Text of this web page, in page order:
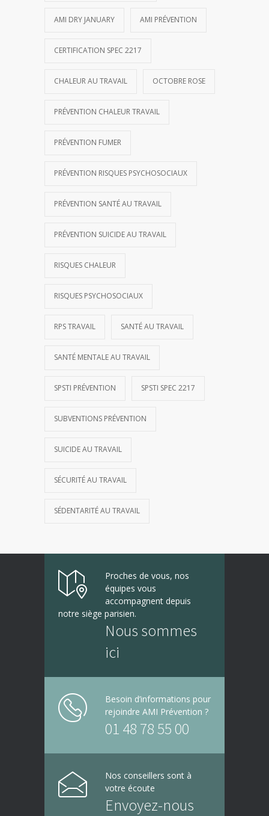
AMI DRY JANUARY AMI PRÉVENTION
CERTIFICATION SPEC 2217
CHALEUR AU TRAVAIL OCTOBRE ROSE
PRÉVENTION CHALEUR TRAVAIL
PRÉVENTION FUMER
PRÉVENTION RISQUES PSYCHOSOCIAUX
PRÉVENTION SANTÉ AU TRAVAIL
PRÉVENTION SUICIDE AU TRAVAIL
RISQUES CHALEUR
RISQUES PSYCHOSOCIAUX
RPS TRAVAIL SANTÉ AU TRAVAIL
SANTÉ MENTALE AU TRAVAIL
SPSTI PRÉVENTION SPSTI SPEC 2217
SUBVENTIONS PRÉVENTION
SUICIDE AU TRAVAIL
SÉCURITÉ AU TRAVAIL
SÉDENTARITÉ AU TRAVAIL
Proches de vous, nos
équipes vous
accompagnent depuis
notre siège parisien.
Nous sommes
ici
Besoin d’informations pour
rejoindre AMI Prévention ?
01 48 78 55 00
Nos conseillers sont à
votre écoute
Envoyez-nous